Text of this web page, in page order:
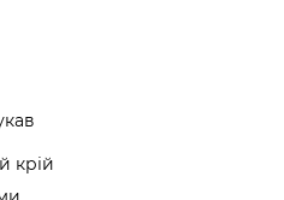
крій